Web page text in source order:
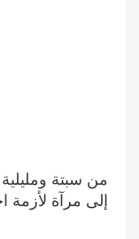
من سبتة
إلى مرآة لأزمة